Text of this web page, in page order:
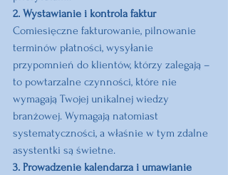
2. Wystawianie i kontrola faktur
Comiesięczne fakturowanie, pilnowanie
terminów płatności, wysyłanie
przypomnień do klientów, którzy zalegają –
to powtarzalne czynności, które nie
wymagają Twojej unikalnej wiedzy
branżowej. Wymagają natomiast
systematyczności, a właśnie w tym zdalne
asystentki są świetne.
3. Prowadzenie kalendarza i umawianie